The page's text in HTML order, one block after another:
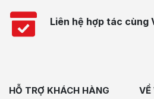
Liên hệ hợp tác cùng
HỖ TRỢ KHÁCH HÀNG VỀ